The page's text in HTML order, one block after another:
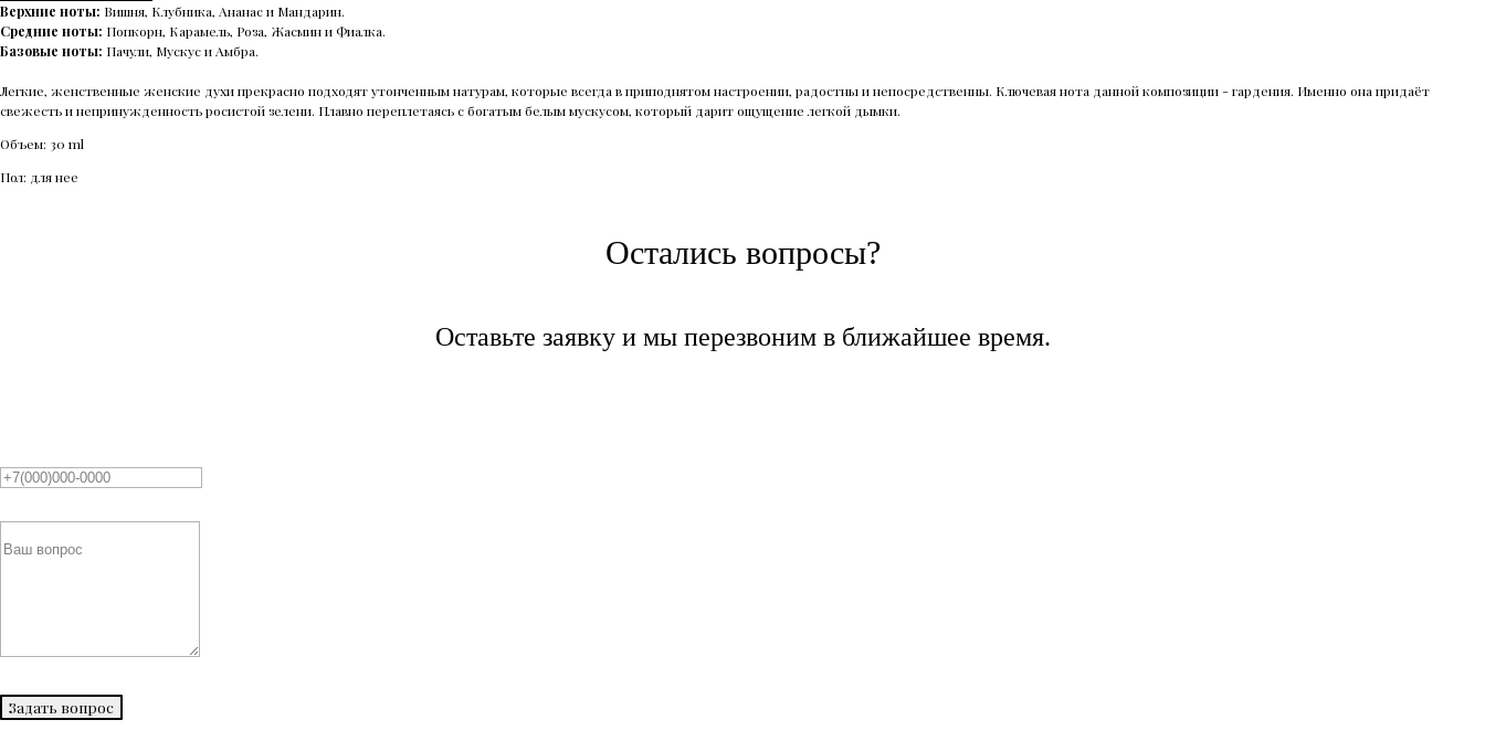
Верхние ноты: Вишня, Клубника, Ананас и Мандарин.
Средние ноты: Попкорн, Карамель, Роза, Жасмин и Фиалка.
Базовые ноты: Пачули, Мускус и Амбра.
Легкие, женственные женские духи прекрасно подходят утонченным натурам, которые всегда в приподнятом настроении, радостны и непосредственны. Ключевая нота данной композиции - гардения. Именно она придаёт
свежесть и непринужденность росистой зелени. Плавно переплетаясь с богатым белым мускусом, который дарит ощущение легкой дымки.
Объем: 30 ml
Пол: для нее
Остались вопросы?
Оставьте заявку и мы перезвоним в ближайшее время.
Задать вопрос